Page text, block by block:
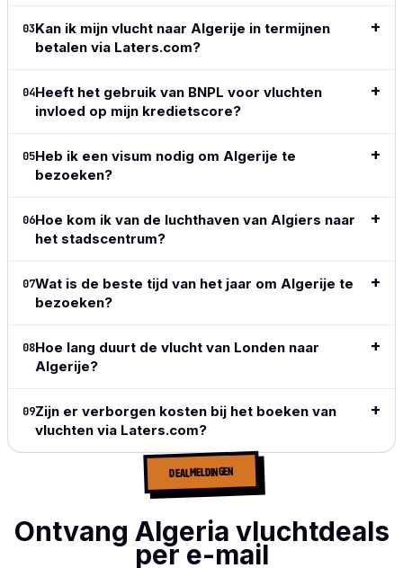
volledige
review→
methods,
great to
of crypto
Simple,
clean,
does
want and
what I
Lees de
03Kan ik mijn vlucht naar Algerije in termijnen
betalen via Laters.com?
04Heeft het gebruik van BNPL voor vluchten
invloed op mijn kredietscore?
05Heb ik een visum nodig om Algerije te
bezoeken?
06Hoe kom ik van de luchthaven van Algiers naar
het stadscentrum?
07Wat is de beste tijd van het jaar om Algerije te
bezoeken?
08Hoe lang duurt de vlucht van Londen naar
Algerije?
09Zijn er verborgen kosten bij het boeken van
vluchten via Laters.com?
DEALMELDINGEN
Ontvang Algeria vluchtdeals
per e-mail